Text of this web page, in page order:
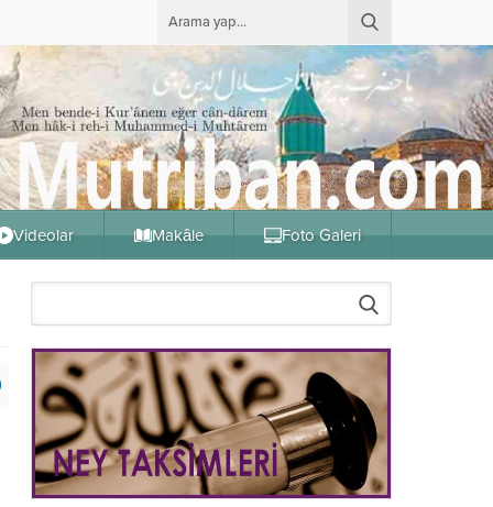
Videolar Makâle Foto Galeri